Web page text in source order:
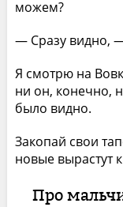
можем?
— Сразу видно,
Я смотрю на
ни он, конечно,
было видно.
Закопай свои
новые вырастут
Про